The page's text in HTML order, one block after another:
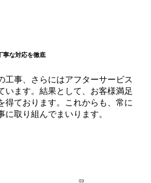
工事、さらにはアフターサービス
います。結果として、お客様満足
得ております。これからも、常に
取り組んでまいります。
寧な対応を徹底
03